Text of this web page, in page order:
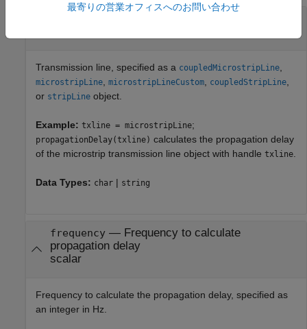
Transmission line, specified as a coupledMicrostripLine
microstripLine microstripLineCustom coupledStripLine
or stripLine object.
Example: txline = microstripLine;
propagationDelay(txline) calculates the propagation delay
of the microstrip transmission line object with handle txline
Data Types: char | string
frequency— Frequency to calculate
propagation delay
scalar
Frequency to calculate the propagation delay, specified as
an integer in Hz.
最寄りの営業オフィスへのお問い合わせ